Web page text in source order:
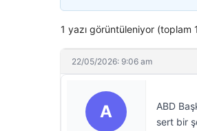
1 yazı görüntüleniyor (toplam
22/05/2026: 9:06 am
A
ABD
sert bir